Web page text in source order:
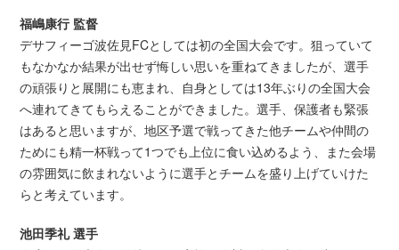
福嶋康行 監督
デサフィーゴ波佐見FCとしては初の全国大会です。狙っていて
もなかなか結果が出せず悔しい思いを重ねてきましたが、選手
の頑張りと展開にも恵まれ、自身としては13年ぶりの全国大会
へ連れてきてもらえることができました。選手、保護者も緊張
はあると思いますが、地区予選で戦ってきた他チームや仲間の
ためにも精一杯戦って1つでも上位に食い込めるよう、また会場
の雰囲気に飲まれないように選手とチームを盛り上げていけた
らと考えています。
池田季礼 選手